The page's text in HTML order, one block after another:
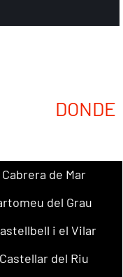
DONDE
Cabrera de Mar
del Grau
i el Vilar
Castellar del Riu